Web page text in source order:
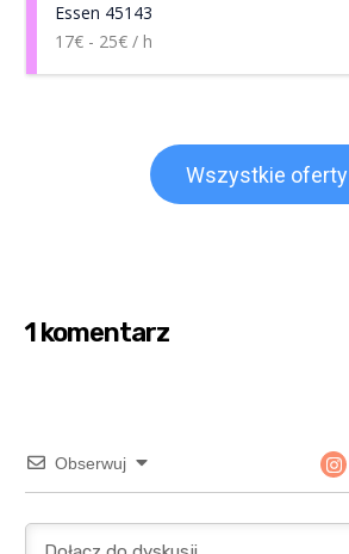
Essen 45143
17€ - 25€ / h
Wszystkie oferty
1 komentarz
Obserwuj